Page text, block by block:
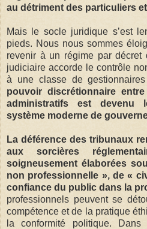
au détriment des particuliers
Mais le socle juridique s’est
pieds. Nous nous sommes
revenir à un régime par décret
judiciaire accorde le contrôle
à une classe de gestionnaires
pouvoir discrétionnaire
administratifs est devenu
système moderne de
La déférence des tribunaux
aux sorcières
soigneusement élaborées
non professionnelle », de «
confiance du public dans la
professionnels peuvent se
compétence et de la pratique
la conformité politique.